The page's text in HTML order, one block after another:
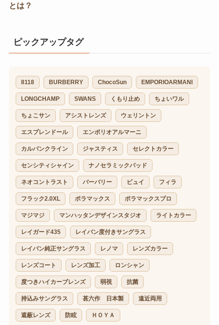
とは？
ピックアップタグ
8118 BURBERRY ChocoSun EMPORIOARMANI
LONGCHAMP SWANS くもり止め ちょいワル
ちょこサン アシストレンズ ウェリントン
エスプレンドール エンポリオアルマーニ
カルバンクライン ジャスティス セレクトカラー
センシティシャイン ナノセラミックパッド
ネオコントラスト バーバリー ビュイ フィラ
フラック2.0XL ポラマックス ポラマックスプロ
マジマジ マンハッタンデザインスタジオ ライトカラー
レイガード435 レイバン度付きサングラス
レイバン純正サングラス レノマ レンズカラー
レンズコート レンズ加工 ロンシャン
度つきハイカーブレンズ 弱視 抗菌
持込みサングラス 甚六作 日本製 遠近両用
遮蔽レンズ 防眩 ＨＯＹＡ